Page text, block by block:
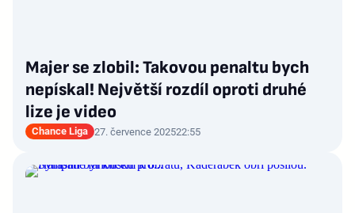
Majer se zlobil: Takovou penaltu bych
nepískal! Největší rozdíl oproti druhé
lize je video
Chance Liga 27. července 202522:55